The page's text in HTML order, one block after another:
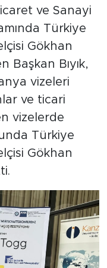
ve Sanayi
Türkiye
Gökhan
Başkan Bıyık,
vizeleri
ve ticari
vizelerde
Türkiye
Gökhan